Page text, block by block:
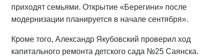
приходят семьями. Открытие «Берегини» после
модернизации планируется в начале сентября».
Кроме того, Александр Якубовский проверил ход
капитального ремонта детского сада №25 Саянска.